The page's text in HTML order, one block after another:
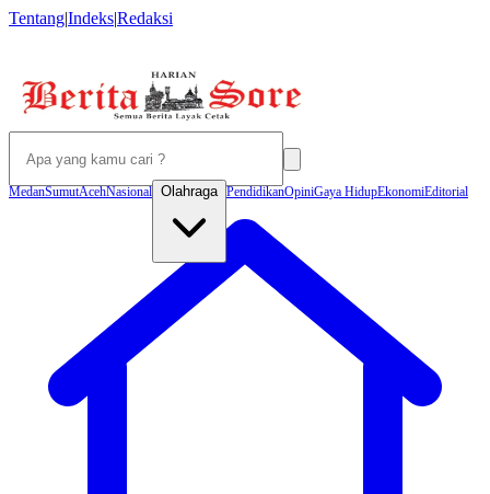
Tentang|Indeks|Redaksi
MedanSumutAcehNasional Olahraga PendidikanOpiniGaya HidupEkonomiEditorial